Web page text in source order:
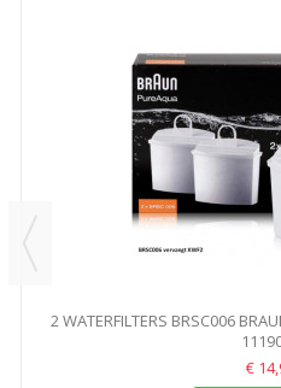
2 WATERFILTERS BRSC006
€